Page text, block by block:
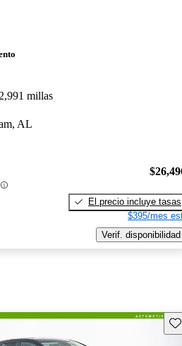
millas
AL
El precio incluye tasas
$395/mes
Verif. disponibilidad